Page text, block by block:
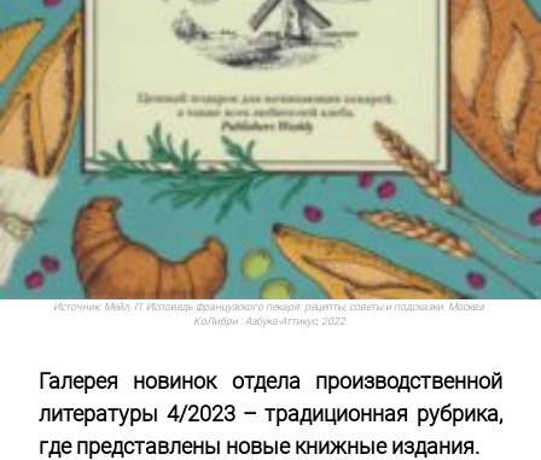
Источник: Мейл, П. Исповедь французского пекаря: рецепты, советы и подсказки. Москва :
КоЛибри : Азбука-Аттикус, 2022.
Галерея новинок отдела производственной
литературы 4/2023 – традиционная рубрика,
где представлены новые книжные издания.